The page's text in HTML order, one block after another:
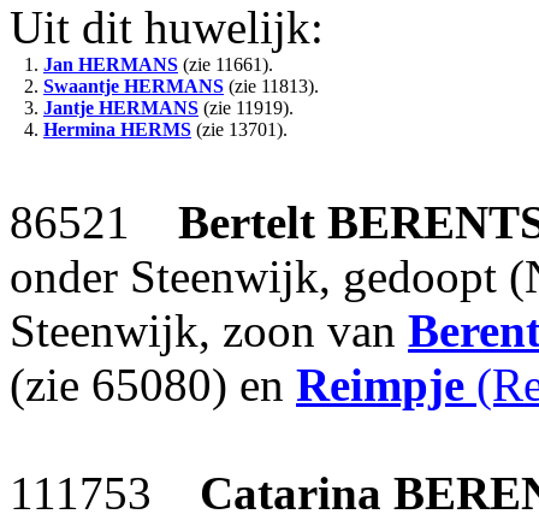
Uit dit huwelijk:
1. Jan HERMANS (zie 11661).
2. Swaantje HERMANS (zie 11813).
3. Jantje HERMANS (zie 11919).
4. Hermina HERMS (zie 13701).
86521 Bertelt
onder Steenwijk, gedoopt
Steenwijk, zoon van
(zie 65080) en Reimpje
111753 Catarina